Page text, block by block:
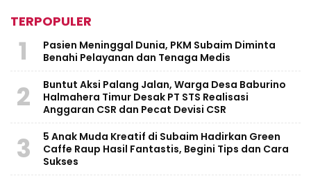
TERPOPULER
1
Pasien Meninggal Dunia, PKM Subaim Diminta
Benahi Pelayanan dan Tenaga Medis
2
Buntut Aksi Palang Jalan, Warga Desa Baburino
Halmahera Timur Desak PT STS Realisasi
Anggaran CSR dan Pecat Devisi CSR
3
5 Anak Muda Kreatif di Subaim Hadirkan Green
Caffe Raup Hasil Fantastis, Begini Tips dan Cara
Sukses